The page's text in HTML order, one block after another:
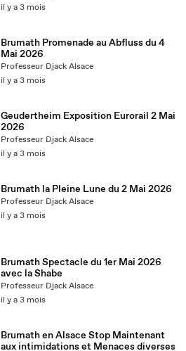
il y a 3 mois
Brumath Promenade au Abfluss du 4
Mai 2026
Professeur Djack Alsace
il y a 3 mois
Geudertheim Exposition Eurorail 2 Mai
2026
Professeur Djack Alsace
il y a 3 mois
Brumath la Pleine Lune du 2 Mai 2026
Professeur Djack Alsace
il y a 3 mois
Brumath Spectacle du 1er Mai 2026
avec la Shabe
Professeur Djack Alsace
il y a 3 mois
Brumath en Alsace Stop Maintenant
aux intimidations et Menaces diverses